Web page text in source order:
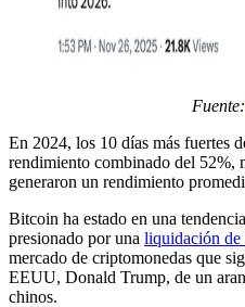
Fuente:
En 2024, los 10 días más fuertes
rendimiento combinado del 52%,
generaron un rendimiento
Bitcoin ha estado en una
presionado por una liquidación de
mercado de criptomonedas que
EEUU, Donald Trump, de un
chinos.